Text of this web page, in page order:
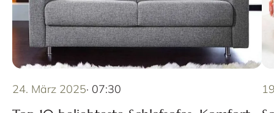
können.
ohne vorherige Anzahlung!
Liefertermin nach Absprache mit 4-5 Stunden genauem
Zeitfenster
24. März 2025· 07:30